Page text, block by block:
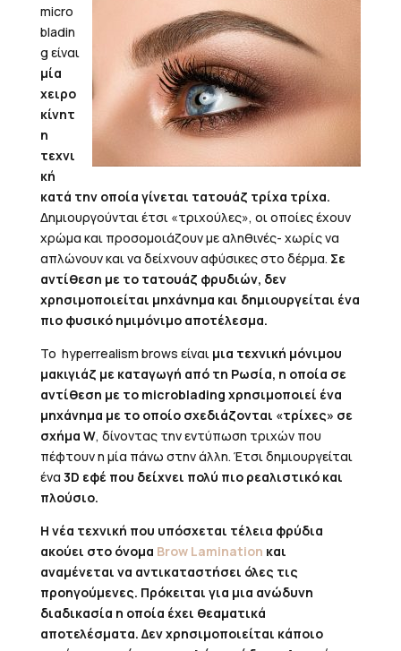
micro
bladin
g είναι
μία
χειρο
κίνητ
η
τεχνι
κή
κατά την οποία γίνεται τατουάζ τρίχα τρίχα.
Δημιουργούνται έτσι «τριχούλες», οι οποίες έχουν
χρώμα και προσομοιάζουν με αληθινές- χωρίς να
απλώνουν και να δείχνουν αφύσικες στο δέρμα. Σε
αντίθεση με το τατουάζ φρυδιών, δεν
χρησιμοποιείται μηχάνημα και δημιουργείται ένα
πιο φυσικό ημιμόνιμο αποτέλεσμα.
Το hyperrealism brows είναι μια τεχνική μόνιμου
μακιγιάζ με καταγωγή από τη Ρωσία, η οποία σε
αντίθεση με το microblading χρησιμοποιεί ένα
μηχάνημα με το οποίο σχεδιάζονται «τρίχες» σε
σχήμα W, δίνοντας την εντύπωση τριχών που
πέφτουν η μία πάνω στην άλλη. Έτσι δημιουργείται
ένα 3D εφέ που δείχνει πολύ πιο ρεαλιστικό και
πλούσιο.
Η νέα τεχνική που υπόσχεται τέλεια φρύδια
ακούει στο όνομα Brow Lamination και
αναμένεται να αντικαταστήσει όλες τις
προηγούμενες. Πρόκειται για μια ανώδυνη
διαδικασία η οποία έχει θεαματικά
αποτελέσματα. Δεν χρησιμοποιείται κάποιο